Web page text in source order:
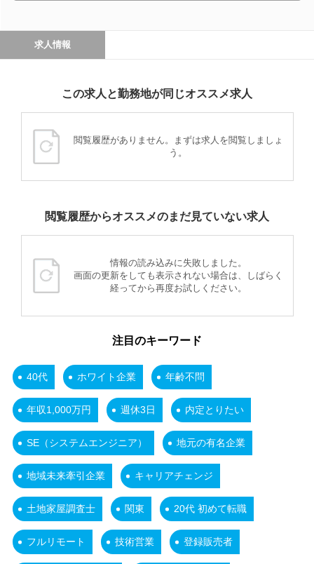
求人情報
この求人と勤務地が同じオススメ求人
閲覧履歴がありません。まずは求人を閲覧しましょ
う。
閲覧履歴からオススメのまだ見ていない求人
情報の読み込みに失敗しました。
画面の更新をしても表示されない場合は、しばらく
経ってから再度お試しください。
注目のキーワード
40代 ホワイト企業 年齢不問
年収1,000万円 週休3日 内定とりたい
SE（システムエンジニア） 地元の有名企業
地域未来牽引企業 キャリアチェンジ
土地家屋調査士 関東 20代 初めて転職
フルリモート 技術営業 登録販売者